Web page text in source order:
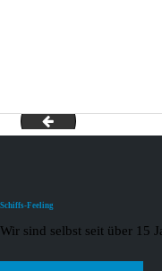
slider-palme
Schiffs-Feeling
Wir sind selbst seit über 15